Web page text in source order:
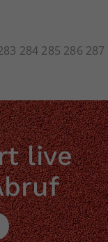
284 285 286 287
live